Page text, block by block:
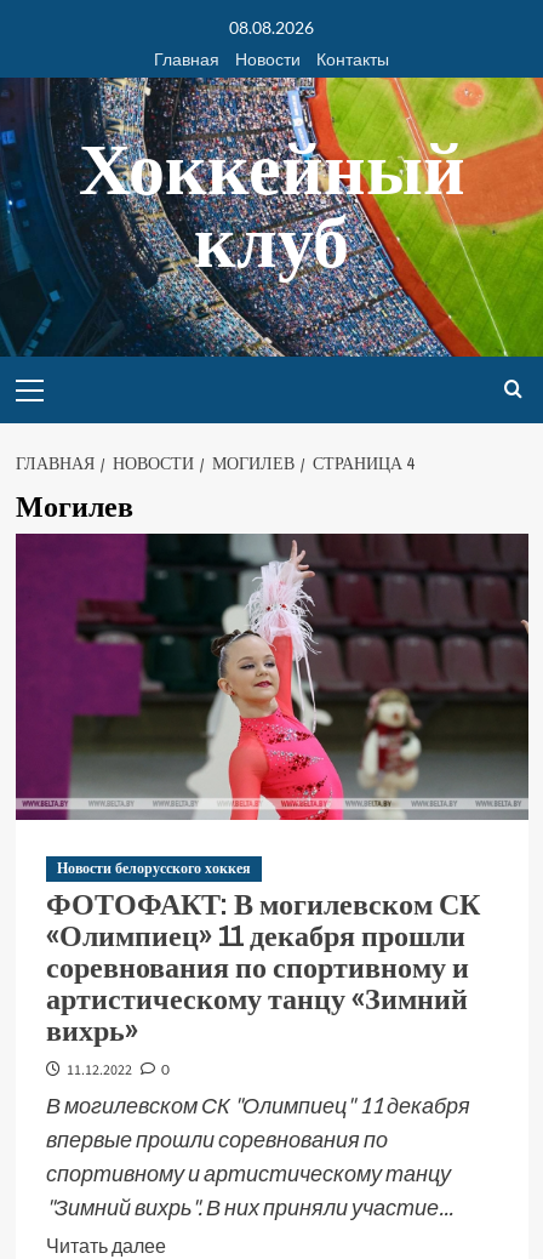
08.08.2026
Главная
Новости Контакты
Хоккейный
клуб
ГЛАВНАЯ НОВОСТИ МОГИЛЕВ СТРАНИЦА 4
Могилев
Новости белорусского хоккея
ФОТОФАКТ: В могилевском СК
«Олимпиец» 11 декабря прошли
соревнования по спортивному и
артистическому танцу «Зимний
вихрь»
11.12.2022 0
В могилевском СК "Олимпиец" 11 декабря
впервые прошли соревнования по
спортивному и артистическому танцу
"Зимний вихрь". В них приняли участие...
Читать далее